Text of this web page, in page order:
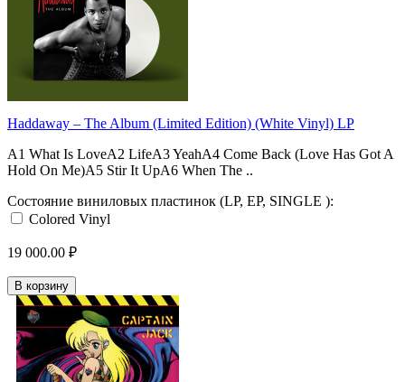
Haddaway – The Album (Limited Edition) (White Vinyl) LP
A1 What Is LoveA2 LifeA3 YeahA4 Come Back (Love Has Got A
Hold On Me)A5 Stir It UpA6 When The ..
Состояние виниловых пластинок (LP, EP, SINGLE ):
Colored Vinyl
19 000.00 ₽
В корзину